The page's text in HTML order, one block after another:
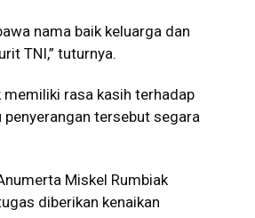
nama baik keluarga dan
TNI,” tuturnya.
memiliki rasa kasih terhadap
tersebut segara
Miskel Rumbiak
diberikan kenaikan